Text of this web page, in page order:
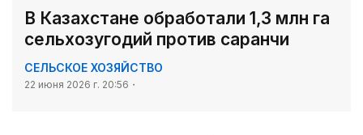
В Казахстане обработали 1,3 млн га
сельхозугодий против саранчи
СЕЛЬСКОЕ ХОЗЯЙСТВО
22 июня 2026 г. 20:56